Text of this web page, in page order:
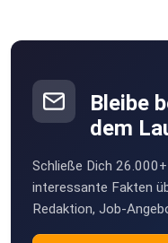
Bleibe
dem
Schließe Dich
interessante Fakten
Redaktion, Job-